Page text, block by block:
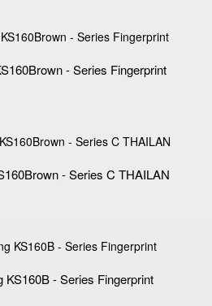
- Series Fingerprint
- Series C THAILAN
KS160B - Series Fingerprint